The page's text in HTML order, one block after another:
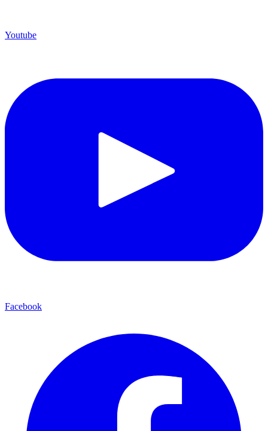
Youtube
Facebook